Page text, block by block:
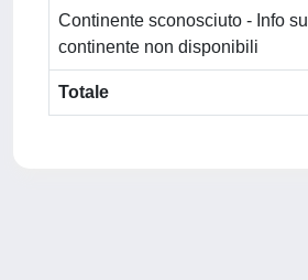
Continente sconosciuto - Info sul
continente non disponibili
Totale